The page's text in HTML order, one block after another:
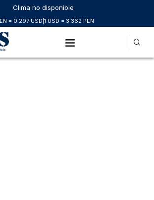
Clima no disponible
= 0.297 USD 1 USD = 3.362 PEN